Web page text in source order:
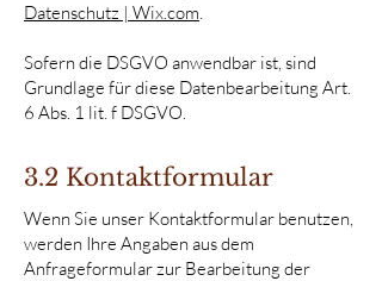
Datenschutz | Wix.com.
Sofern die DSGVO anwendbar ist, sind
Grundlage für diese Datenbearbeitung Art.
6 Abs. 1 lit. f DSGVO.
3.2 Kontaktformular
Wenn Sie unser Kontaktformular benutzen,
werden Ihre Angaben aus dem
Anfrageformular zur Bearbeitung der